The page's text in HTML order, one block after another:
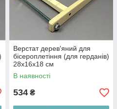
Верстат дерев'яний для
бісероплетіння (для герданів)
28х16х18 см
В наявності
534 ₴